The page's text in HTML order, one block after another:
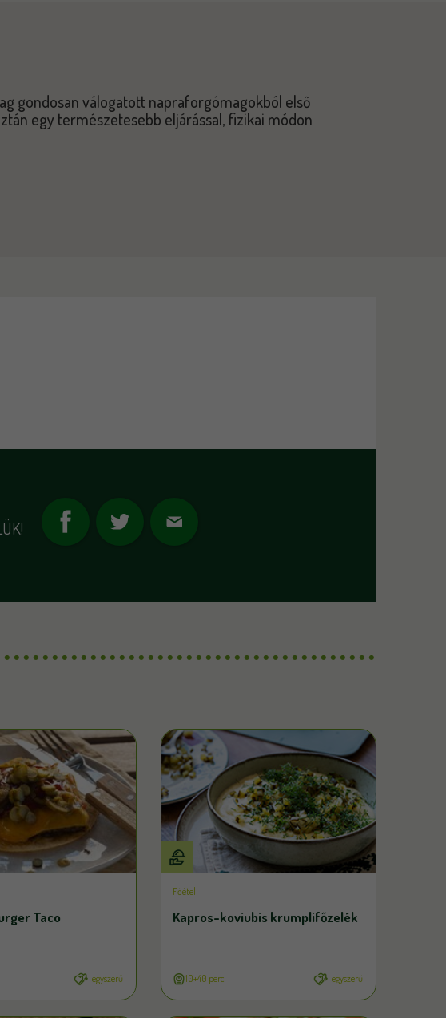
gondosan válogatott napraforgómagokból első
egy természetesebb eljárással, fizikai módon
Taco
egyszerű
Főétel
Kapros-koviubis krumplifőzelék
10+40 perc egyszerű